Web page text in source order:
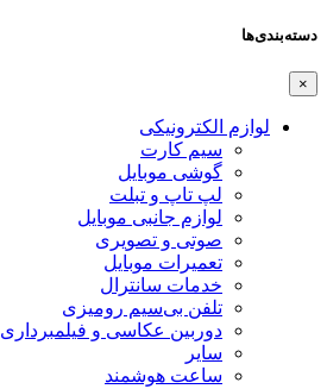
دسته‌بندی‌ها
×
لوازم الکترونیکی
سیم کارت
گوشی موبایل
لپ تاپ و تبلت
لوازم جانبی موبایل
صوتی و تصویری
تعمیرات موبایل
خدمات سانترال
تلفن بی‌سیم رومیزی
دوربین عکاسی و فیلمبرداری
سایر
ساعت هوشمند